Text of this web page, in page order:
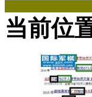
当前位